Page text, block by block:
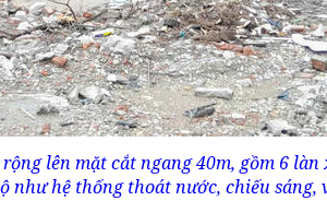
lên mặt cắt ngang 40m, gồm 6
như hệ thống thoát nước, chiếu sáng,